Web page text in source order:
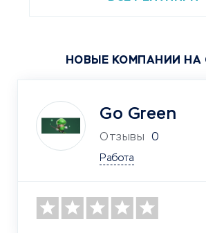
НОВЫЕ КОМПАНИИ НА
Go Green
Отзывы 0
Работа